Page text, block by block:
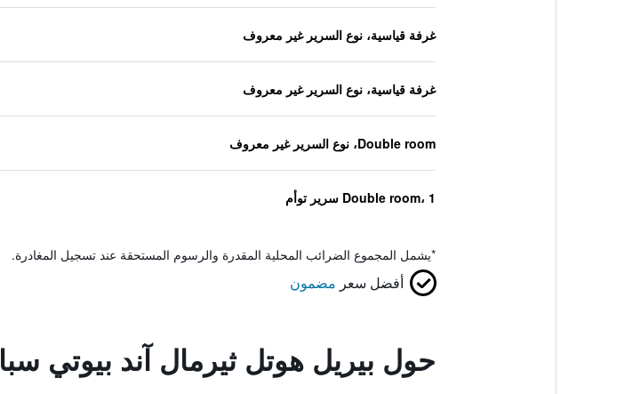
غرفة قياسية، نوع السرير غير معروف
غرفة قياسية، نوع السرير غير معروف
Double room، نوع السرير غير معروف
Double room، 1 سرير توأم
*يشمل المجموع الضرائب المحلية المقدرة والرسوم المستحقة عند تسجيل المغادرة.
أفضل سعر مضمون
حول بيريل هوتل ثيرمال آند بيوتي سبا